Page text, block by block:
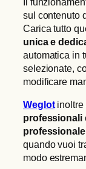
sul contenuto
Carica tutto
unica e
automatica in
selezionate,
modificare
Weglotinoltre
professionali
quando vuoi
modo